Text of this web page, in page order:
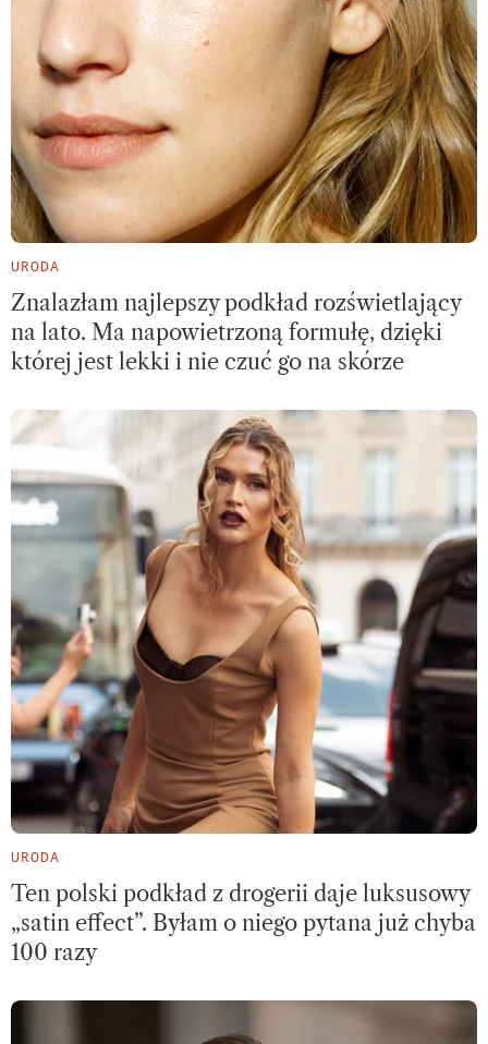
URODA
Znalazłam najlepszy podkład rozświetlający
na lato. Ma napowietrzoną formułę, dzięki
której jest lekki i nie czuć go na skórze
URODA
Ten polski podkład z drogerii daje luksusowy
„satin effect”. Byłam o niego pytana już chyba
100 razy